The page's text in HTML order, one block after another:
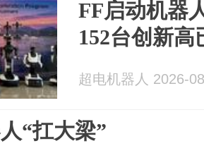
FF启动机器
152台创新高
超电机器人 2026-
“扛大梁”